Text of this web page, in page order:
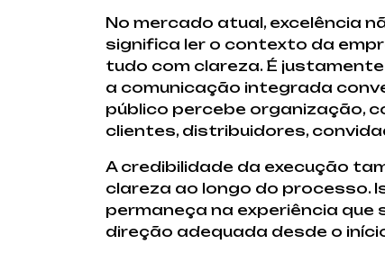
No mercado atual, excelência
significa ler o contexto da
tudo com clareza. É
a comunicação integrada
público percebe organização,
clientes, distribuidores,
A credibilidade da execução
clareza ao longo do processo.
permaneça na experiência
direção adequada desde o